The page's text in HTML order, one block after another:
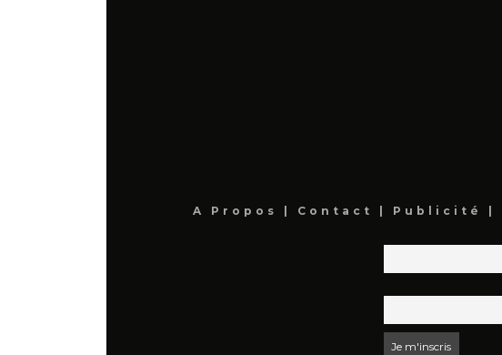
A Propos Contact Publicité